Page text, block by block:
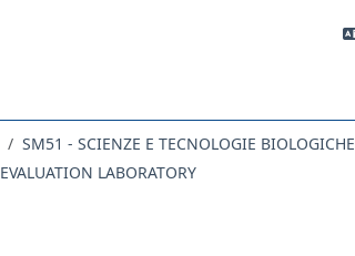
SM51 - SCIENZE E TECNOLOGIE BIOLOGICHE
EVALUATION LABORATORY